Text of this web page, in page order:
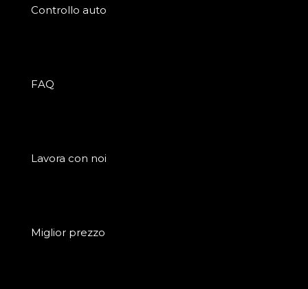
Controllo auto
FAQ
Lavora con noi
Miglior prezzo